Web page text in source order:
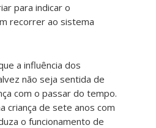
para indicar o
recorrer ao sistema
a influência dos
não seja sentida de
com o passar do tempo.
criança de sete anos com
o funcionamento de